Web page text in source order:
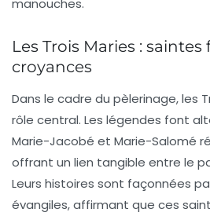
Les Trois Maries :
croyances
Dans le cadre du pèlerinage, les
rôle central. Les légendes font
Marie-Jacobé et Marie-Salomé
offrant un lien tangible entre le
Leurs histoires sont façonnées
évangiles, affirmant que ces